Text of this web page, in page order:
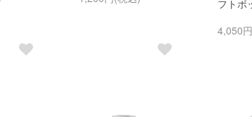
フトボ
4,050